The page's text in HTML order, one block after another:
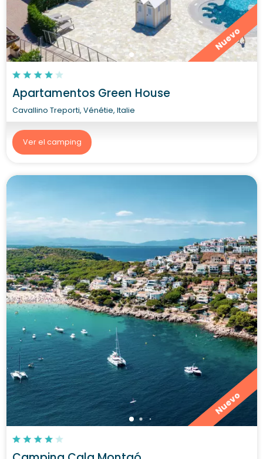
Nuevo
Apartamentos Green House
Cavallino Treporti, Vénétie, Italie
Ver el camping
Nuevo